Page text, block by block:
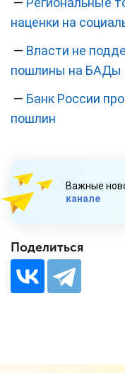
наценки на
— Власти не
пошлины на БАДы
— Банк России
пошлин
Важные
канале
Поделиться